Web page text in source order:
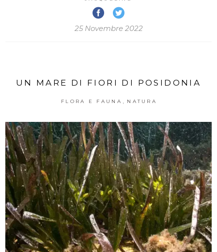
25 Novembre 2022
UN MARE DI FIORI DI POSIDONIA
FLORA E FAUNA NATURA